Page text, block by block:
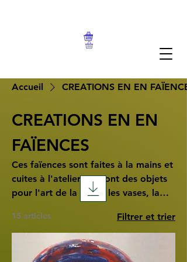
Accueil CREATIONS EN EN
CREATIONS EN EN
FAÏENCES
Ces faïences sont faites à la mains et
cuites à l'atelier. Ce sont des objets
pour l'art de la table, les vases, la
15 articles Filtrer et trier